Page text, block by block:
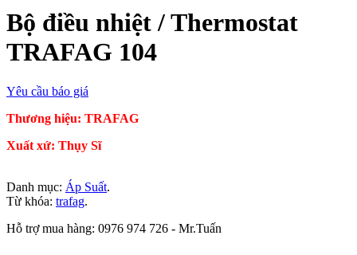
Bộ điều nhiệt / Thermostat
TRAFAG 104
Yêu cầu báo giá
Thương hiệu: TRAFAG
Xuất xứ: Thụy Sĩ
Danh mục: Áp Suất.
Từ khóa: trafag.
Hỗ trợ mua hàng: 0976 974 726 - Mr.Tuấn